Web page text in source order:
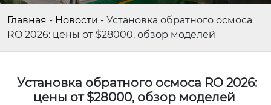
Главная - Новости - Установка обратного осмоса
RO 2026: цены от $28000, обзор моделей
Установка обратного осмоса RO 2026:
цены от $28000, обзор моделей